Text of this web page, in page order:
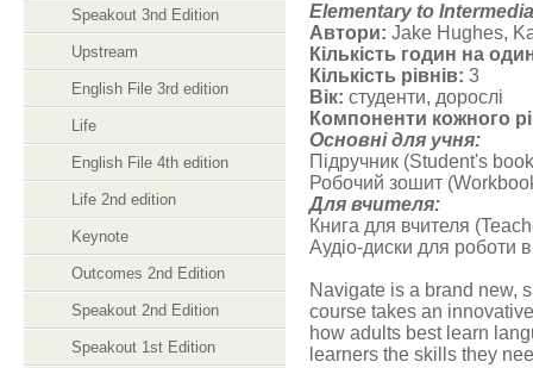
Speakout 3nd Edition
Upstream
English File 3rd edition
Life
English File 4th edition
Life 2nd edition
Keynote
Outcomes 2nd Edition
Speakout 2nd Edition
Speakout 1st Edition
Elementary to
Автори: Jake Hughes,
Кількість годин на
Кількість рівнів: 3
Вік: студенти, дорослі
Компоненти кожного
Основні для учня:
Підручник (Student's
Робочий зошит
Для вчителя:
Книга для вчителя
Аудіо-диски для роботи
Navigate is a brand new,
course takes an
how adults best learn
learners the skills they